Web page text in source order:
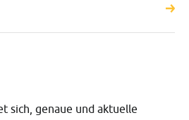
sich, genaue und aktuelle